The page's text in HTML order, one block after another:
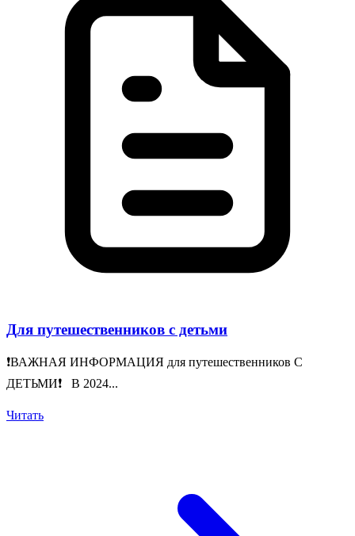
Для путешественников с детьми
❗️ВАЖНАЯ ИНФОРМАЦИЯ для путешественников С
ДЕТЬМИ❗️ В 2024...
Читать